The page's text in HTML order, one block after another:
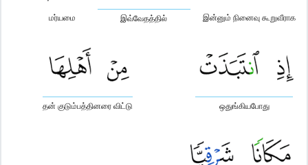
இன்னும் நினைவு கூறுவீராக
இவ்வேதத்தில்
மர்யமை
ஒதுங்கியபோது
தன் குடும்பத்தினரை விட்டு